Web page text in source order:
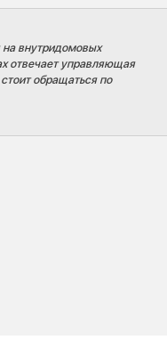
внутридомовых
отвечает управляющая
обращаться по